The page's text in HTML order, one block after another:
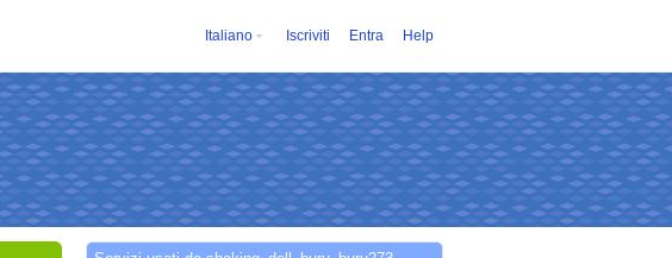
Italiano Iscriviti Entra Help